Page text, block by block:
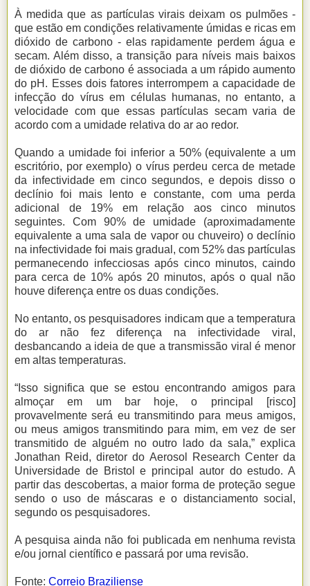
À medida que as partículas virais deixam os pulmões -
que estão em condições relativamente úmidas e ricas em
dióxido de carbono - elas rapidamente perdem água e
secam. Além disso, a transição para níveis mais baixos
de dióxido de carbono é associada a um rápido aumento
do pH. Esses dois fatores interrompem a capacidade de
infecção do vírus em células humanas, no entanto, a
velocidade com que essas partículas secam varia de
acordo com a umidade relativa do ar ao redor.
Quando a umidade foi inferior a 50% (equivalente a um
escritório, por exemplo) o vírus perdeu cerca de metade
da infectividade em cinco segundos, e depois disso o
declínio foi mais lento e constante, com uma perda
adicional de 19% em relação aos cinco minutos
seguintes. Com 90% de umidade (aproximadamente
equivalente a uma sala de vapor ou chuveiro) o declínio
na infectividade foi mais gradual, com 52% das partículas
permanecendo infecciosas após cinco minutos, caindo
para cerca de 10% após 20 minutos, após o qual não
houve diferença entre os duas condições.
No entanto, os pesquisadores indicam que a temperatura
do ar não fez diferença na infectividade viral,
desbancando a ideia de que a transmissão viral é menor
em altas temperaturas.
“Isso significa que se estou encontrando amigos para
almoçar em um bar hoje, o principal [risco]
provavelmente será eu transmitindo para meus amigos,
ou meus amigos transmitindo para mim, em vez de ser
transmitido de alguém no outro lado da sala,” explica
Jonathan Reid, diretor do Aerosol Research Center da
Universidade de Bristol e principal autor do estudo. A
partir das descobertas, a maior forma de proteção segue
sendo o uso de máscaras e o distanciamento social,
segundo os pesquisadores.
A pesquisa ainda não foi publicada em nenhuma revista
e/ou jornal científico e passará por uma revisão.
Fonte: Correio Braziliense